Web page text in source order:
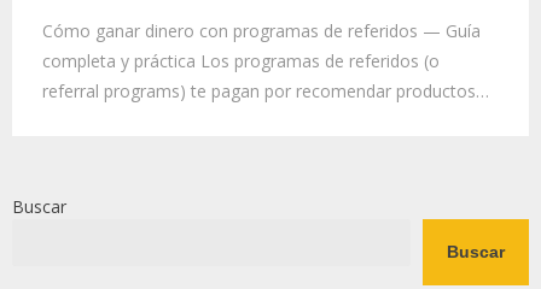
Cómo ganar dinero con programas de referidos — Guía
completa y práctica Los programas de referidos (o
referral programs) te pagan por recomendar productos…
Buscar
Buscar